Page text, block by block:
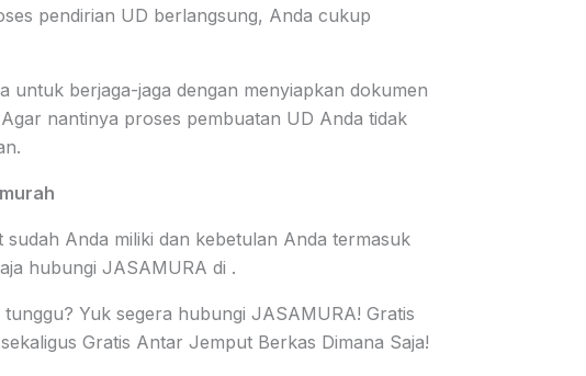
pendirian UD berlangsung, Anda cukup
untuk berjaga-jaga dengan menyiapkan dokumen
nantinya proses pembuatan UD Anda tidak
sudah Anda miliki dan kebetulan Anda termasuk
hubungi JASAMURA di .
Yuk segera hubungi JASAMURA! Gratis
Gratis Antar Jemput Berkas Dimana Saja!